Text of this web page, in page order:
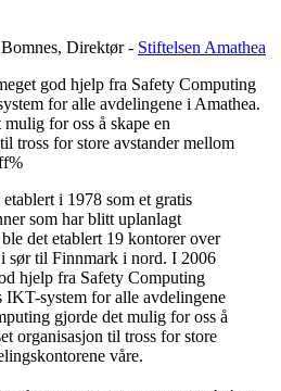
Direktør - Stiftelsen Amathea
god hjelp fra Safety Computing
for alle avdelingene i Amathea.
for oss å skape en
tross for store avstander mellom
i 1978 som et gratis
som har blitt uplanlagt
det etablert 19 kontorer over
sør til Finnmark i nord. I 2006
hjelp fra Safety Computing
IKT-system for alle avdelingene
gjorde det mulig for oss å
organisasjon til tross for store
våre.